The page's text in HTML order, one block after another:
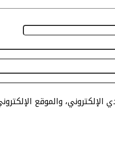
الإلكتروني، والموقع